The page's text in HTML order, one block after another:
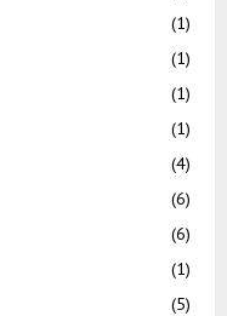
(1)
(1)
(1)
(1)
(4)
(6)
(6)
(1)
(5)